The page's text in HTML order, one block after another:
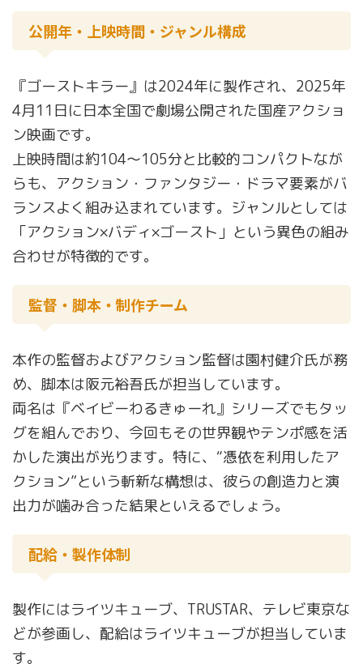
公開年・上映時間・ジャンル構成
『ゴーストキラー』は2024年に製作され、2025年
4月11日に日本全国で劇場公開された国産アクショ
ン映画です。
上映時間は約104〜105分と比較的コンパクトなが
らも、アクション・ファンタジー・ドラマ要素がバ
ランスよく組み込まれています。ジャンルとしては
「アクション×バディ×ゴースト」という異色の組み
合わせが特徴的です。
監督・脚本・制作チーム
本作の監督およびアクション監督は園村健介氏が務
め、脚本は阪元裕吾氏が担当しています。
両名は『ベイビーわるきゅーれ』シリーズでもタッ
グを組んでおり、今回もその世界観やテンポ感を活
かした演出が光ります。特に、“憑依を利用したア
クション”という斬新な構想は、彼らの創造力と演
出力が噛み合った結果といえるでしょう。
配給・製作体制
製作にはライツキューブ、TRUSTAR、テレビ東京な
どが参画し、配給はライツキューブが担当していま
す。